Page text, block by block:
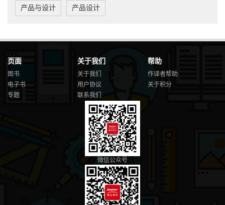
产品与设计 产品设计
页面
图书
电子书
专题
关于我们
关于我们
用户协议
联系我们
帮助
作译者帮助
关于积分
微信公众号